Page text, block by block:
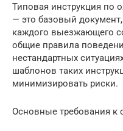
Типовая инструкция по
— это базовый
каждого выезжающего
общие правила
нестандартных
шаблонов таких
минимизировать риски.
Основные требования к